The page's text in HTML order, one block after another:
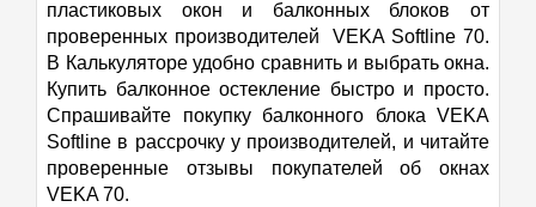
гарантийный отдел, мне ответил Эльдар, поискав
заявку ответил, что они (компания Окна Роста), ни в
чем не виноваты, а свои проблемы решайте сами с
соседом. Даже не знаю что делать, в этой ситуации,
с этими товарищами. Вообще я обратился в эту
компанию, по рекомендации, люди которые ставили
окна, и понадеялся, что это действительно
качественный сервис, но к сожалению оказалось
эти ПОЛТОРА МЕСЯЦА НИ ОДНОГО ЗВОНКА. СТАТУС
УЗНАВАЛ ТОЛЬКО КОГДА САМ ЗВОНИЛ. Для
компании мое полуокно – СОВСЕМ НЕ ПРОБЛЕМА. У
КОМПАНИИ НЕТ ТАКОЙ ПРОБЛЕМЫ. ЭТО МНЕ НУЖНЫ
МОИ ОКНА ЗА МОИ НЕМАЛЕНЬКИЕ ДЕНЬГИ. Короче
отношение к клиенту огорчает по полной. Мне
позвонили только когда просили принести доплату.
После 100%-й оплаты лицо компании отвернулось от
пластиковых окон и балконных блоков от
проверенных производителей VEKA Softline 70.
В Калькуляторе удобно сравнить и выбрать окна.
Купить балконное остекление быстро и просто.
Спрашивайте покупку балконного блока VEKA
Softline в рассрочку у производителей, и читайте
проверенные отзывы покупателей об окнах
VEKA 70.